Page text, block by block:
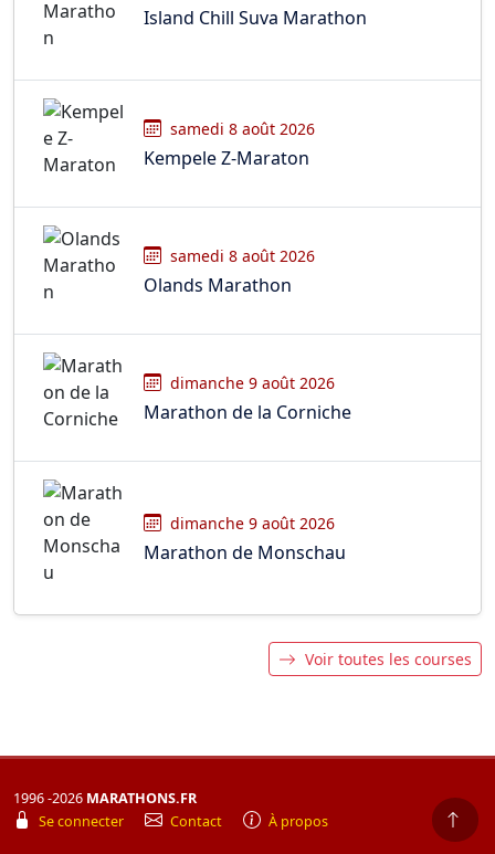
Island Chill Suva Marathon
samedi 8 août 2026
Kempele Z-Maraton
samedi 8 août 2026
Olands Marathon
dimanche 9 août 2026
Marathon de la Corniche
dimanche 9 août 2026
Marathon de Monschau
Voir toutes les courses
1996 -2026 MARATHONS.FR
Se connecter
Contact À propos